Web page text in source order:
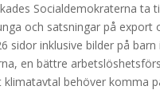
Socialdemokraterna ta
och satsningar på
sidor inklusive bilder på
en bättre
behöver komma